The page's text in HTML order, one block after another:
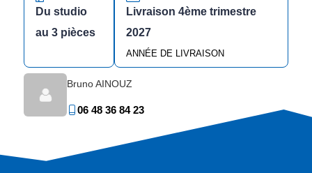
Du studio
au 3 pièces
ANNÉE DE LIVRAISON
Livraison 4ème trimestre
2027
Bruno AINOUZ
06 48 36 84 23